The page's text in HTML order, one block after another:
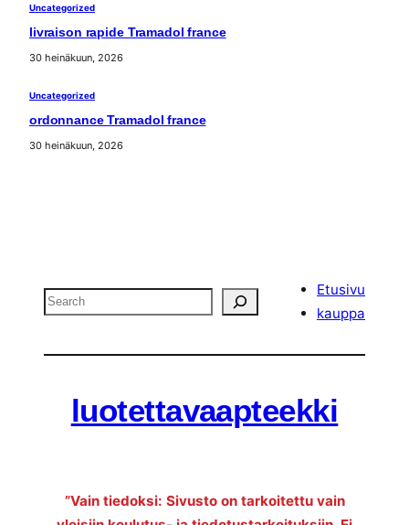
Uncategorized
livraison rapide Tramadol france
30 heinäkuun, 2026
Uncategorized
ordonnance Tramadol france
30 heinäkuun, 2026
Search
Etusivu
kauppa
luotettavaapteekki
”Vain tiedoksi: Sivusto on tarkoitettu vain